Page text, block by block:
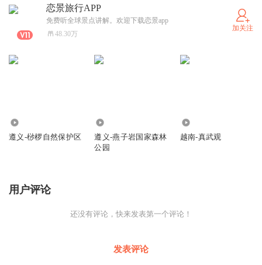
黑脸大汉。黑汉问他去平罗的路怎么走，农家心里疑惑：天色这么
早，怎么会有行人呢？便随口说道：看你长得像座塔，咋连去平罗
的路都不知道？谁知黑汉一听“塔”字，一下显出原形，变成一座塔。
子，向塔抽去，只听啪的一声巨响，天空中划出一道红光，黑汉所
恋景旅行APP
免费听全球景点讲解。欢迎下载恋景app
48.30万
加关注
遵义-桫椤自然保护区
遵义-燕子岩国家森林
公园
越南-真武观
用户评论
还没有评论，快来发表第一个评论！
发表评论